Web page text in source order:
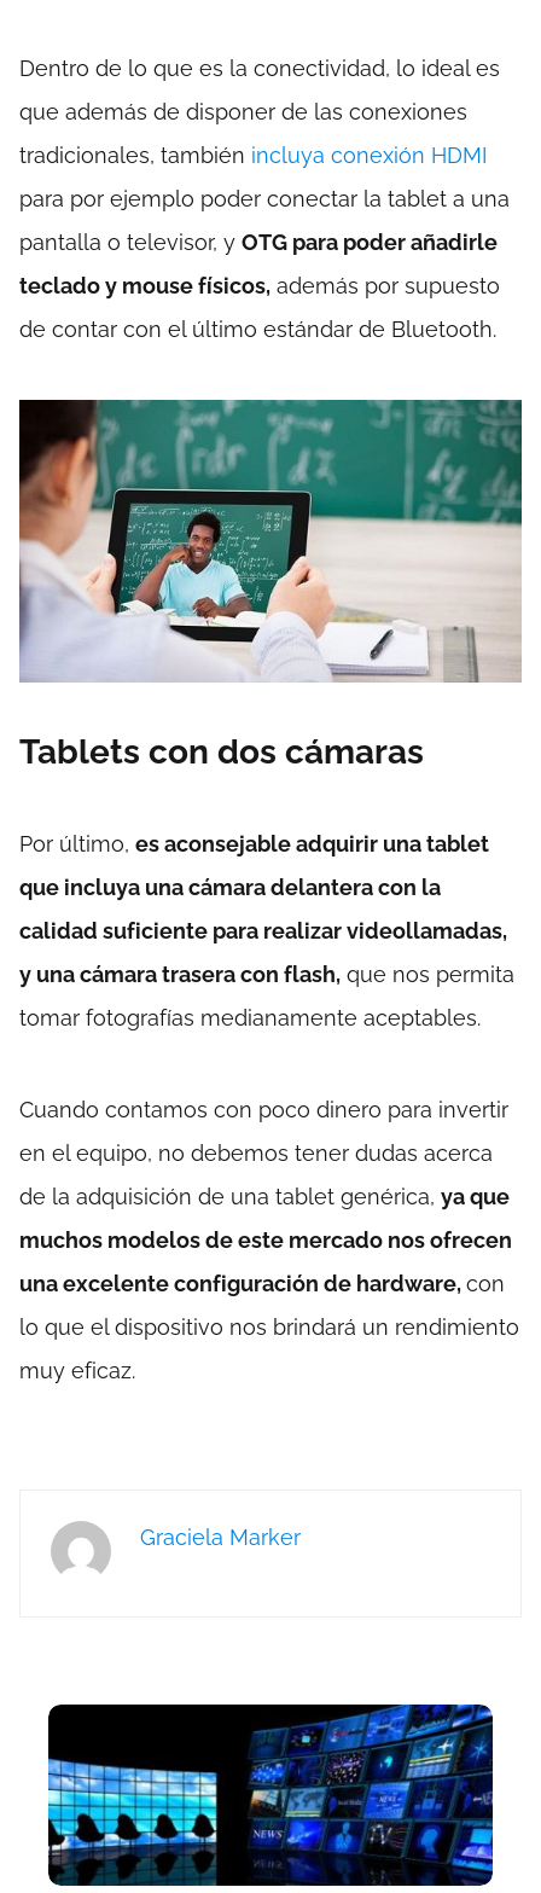
Dentro de lo que es la conectividad, lo ideal es
que además de disponer de las conexiones
tradicionales, también incluya conexión HDMI
para por ejemplo poder conectar la tablet a una
pantalla o televisor, y OTG para poder añadirle
teclado y mouse físicos, además por supuesto
de contar con el último estándar de Bluetooth.
Tablets con dos cámaras
Por último, es aconsejable adquirir una tablet
que incluya una cámara delantera con la
calidad suficiente para realizar videollamadas,
y una cámara trasera con flash, que nos permita
tomar fotografías medianamente aceptables.
Cuando contamos con poco dinero para invertir
en el equipo, no debemos tener dudas acerca
de la adquisición de una tablet genérica, ya que
muchos modelos de este mercado nos ofrecen
una excelente configuración de hardware,con
lo que el dispositivo nos brindará un rendimiento
muy eficaz.
Graciela Marker